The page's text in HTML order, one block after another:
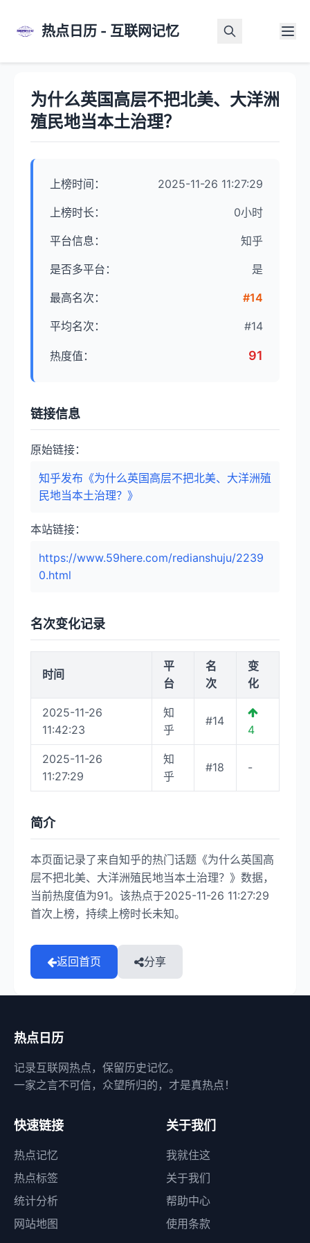
热点日历 - 互联网记忆
为什么英国高层不把北美、大洋洲
殖民地当本土治理？
上榜时间： 2025-11-26 11:27:29
上榜时长： 0小时
平台信息： 知乎
是否多平台： 是
最高名次： #14
平均名次： #14
热度值： 91
链接信息
原始链接：
知乎发布《为什么英国高层不把北美、大洋洲殖
民地当本土治理？》
本站链接：
https://www.59here.com/redianshuju/2239
0.html
名次变化记录
时间
平
台
名
次
变
化
2025-11-26
11:42:23
知
乎
#14
4
2025-11-26
11:27:29
知
乎
#18 -
简介
本页面记录了来自知乎的热门话题《为什么英国高
层不把北美、大洋洲殖民地当本土治理？》数据，
当前热度值为91。该热点于2025-11-26 11:27:29
首次上榜，持续上榜时长未知。
返回首页 分享
热点日历
记录互联网热点，保留历史记忆。
一家之言不可信，众望所归的，才是真热点！
快速链接
热点记忆
热点标签
统计分析
网站地图
关于我们
我就住这
关于我们
帮助中心
使用条款